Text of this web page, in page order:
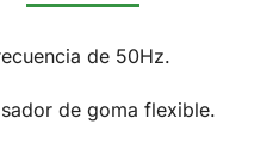
de 50Hz.
de goma flexible.